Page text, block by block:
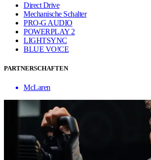
Direct Drive
Mechanische Schalter
PRO-G AUDIO
POWERPLAY 2
LIGHTSYNC
BLUE VO!CE
PARTNERSCHAFTEN
McLaren